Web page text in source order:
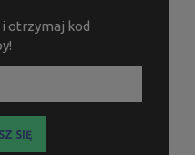
otrzymaj kod
SIĘ